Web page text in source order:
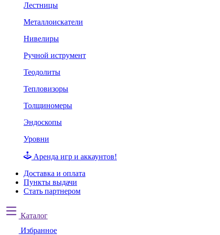
Лестницы
Металлоискатели
Нивелиры
Ручной иструмент
Теодолиты
Тепловизоры
Толщиномеры
Эндоскопы
Уровни
Аренда игр и аккаунтов!
Доставка и оплата
Пункты выдачи
Стать партнером
Каталог
Избранное